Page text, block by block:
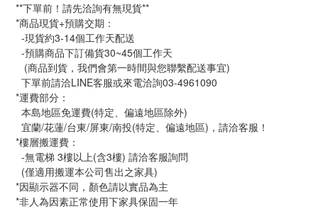
**下單前！請先洽詢有無現貨**
*商品現貨+預購交期：
  -現貨約3-14個工作天配送
  -預購商品下訂備貨30~45個工作天
   (商品到貨，我們會第一時間與您聯繫配送事宜)
  下單前請洽LINE客服或來電洽詢03-4961090
*運費部分：
  本島地區免運費(特定、偏遠地區除外)
  宜蘭/花蓮/台東/屏東/南投(特定、偏遠地區)，請洽客服！
*樓層搬運費：
  -無電梯 3樓以上(含3樓) 請洽客服詢問
  (僅適用搬運本公司售出之家具)
*因顯示器不同，顏色請以實品為主
*非人為因素正常使用下家具保固一年